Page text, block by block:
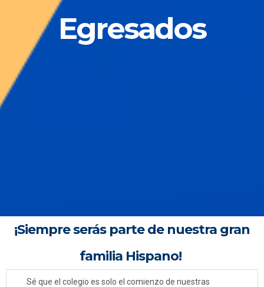
Egresados
¡Siempre serás parte de nuestra gran
familia Hispano!
Sé que el colegio es solo el comienzo de nuestras